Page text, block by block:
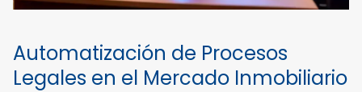
Automatización de Procesos
Legales en el Mercado Inmobiliario